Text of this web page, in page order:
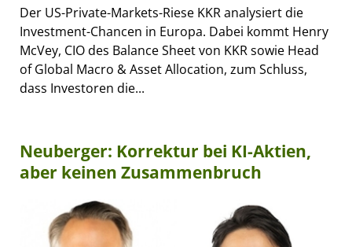
Der US-Private-Markets-Riese KKR analysiert die
Investment-Chancen in Europa. Dabei kommt Henry
McVey, CIO des Balance Sheet von KKR sowie Head
of Global Macro & Asset Allocation, zum Schluss,
dass Investoren die...
Neuberger: Korrektur bei KI-Aktien,
aber keinen Zusammenbruch